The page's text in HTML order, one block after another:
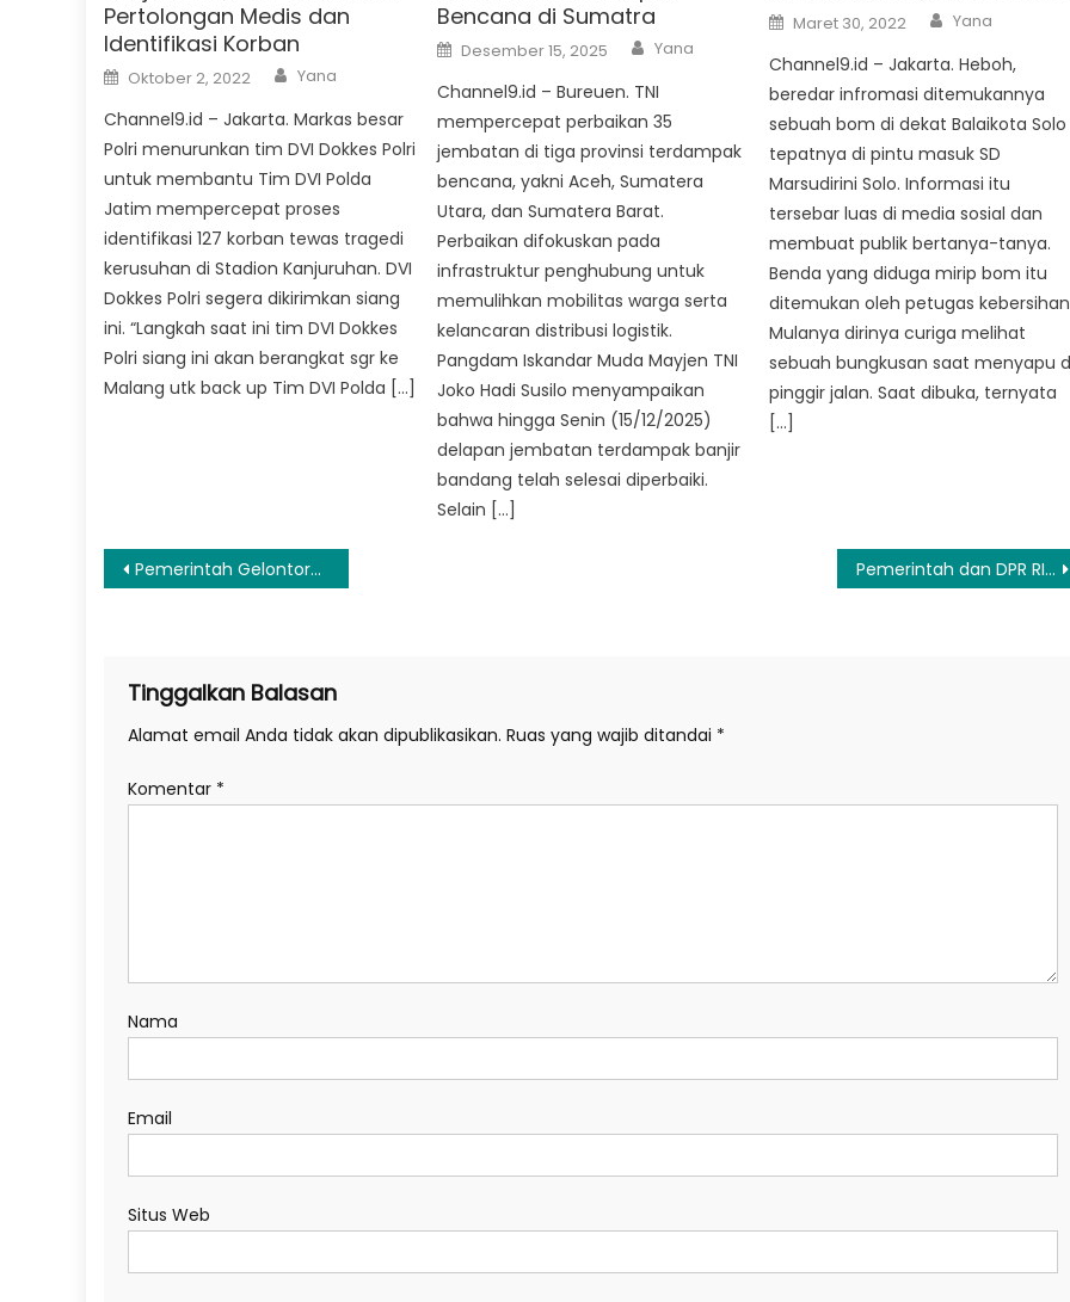
Pertolongan Medis dan
Identifikasi Korban
Posted
on
Oktober 2, 2022 Author
Yana
Channel9.id – Jakarta. Markas besar
Polri menurunkan tim DVI Dokkes Polri
untuk membantu Tim DVI Polda
Jatim mempercepat proses
identifikasi 127 korban tewas tragedi
kerusuhan di Stadion Kanjuruhan. DVI
Dokkes Polri segera dikirimkan siang
ini. “Langkah saat ini tim DVI Dokkes
Polri siang ini akan berangkat sgr ke
Malang utk back up Tim DVI Polda […]
Bencana di Sumatra
Posted
on
Desember 15, 2025 Author
Yana
Channel9.id – Bureuen. TNI
mempercepat perbaikan 35
jembatan di tiga provinsi terdampak
bencana, yakni Aceh, Sumatera
Utara, dan Sumatera Barat.
Perbaikan difokuskan pada
infrastruktur penghubung untuk
memulihkan mobilitas warga serta
kelancaran distribusi logistik.
Pangdam Iskandar Muda Mayjen TNI
Joko Hadi Susilo menyampaikan
bahwa hingga Senin (15/12/2025)
delapan jembatan terdampak banjir
bandang telah selesai diperbaiki.
Selain […]
Posted
on
Maret 30, 2022 Author
Yana
Channel9.id – Jakarta. Heboh,
beredar infromasi ditemukannya
sebuah bom di dekat Balaikota Solo
tepatnya di pintu masuk SD
Marsudirini Solo. Informasi itu
tersebar luas di media sosial dan
membuat publik bertanya-tanya.
Benda yang diduga mirip bom itu
ditemukan oleh petugas
Mulanya dirinya curiga melihat
sebuah bungkusan saat menyapu
pinggir jalan. Saat dibuka, ternyata
[…]
Navigasi
Pemerintah Gelontorkan Rp72,5 T untuk IKN dari 2022-2024 Pemerintah dan DPR RI Sepakat 26 RUU Kabupaten/Kota Dibawa ke Sidang Paripurna
Tinggalkan Balasan
Alamat email Anda tidak akan dipublikasikan. Ruas yang wajib ditandai *
Komentar *
Nama
Email
Situs Web